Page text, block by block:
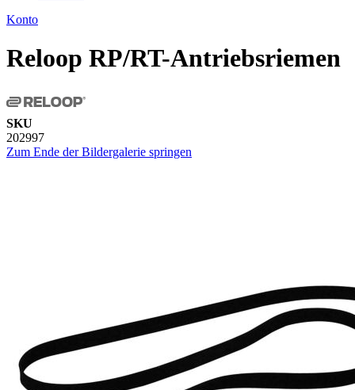
Konto
Reloop RP/RT-Antriebsriemen
SKU
202997
Zum Ende der Bildergalerie springen